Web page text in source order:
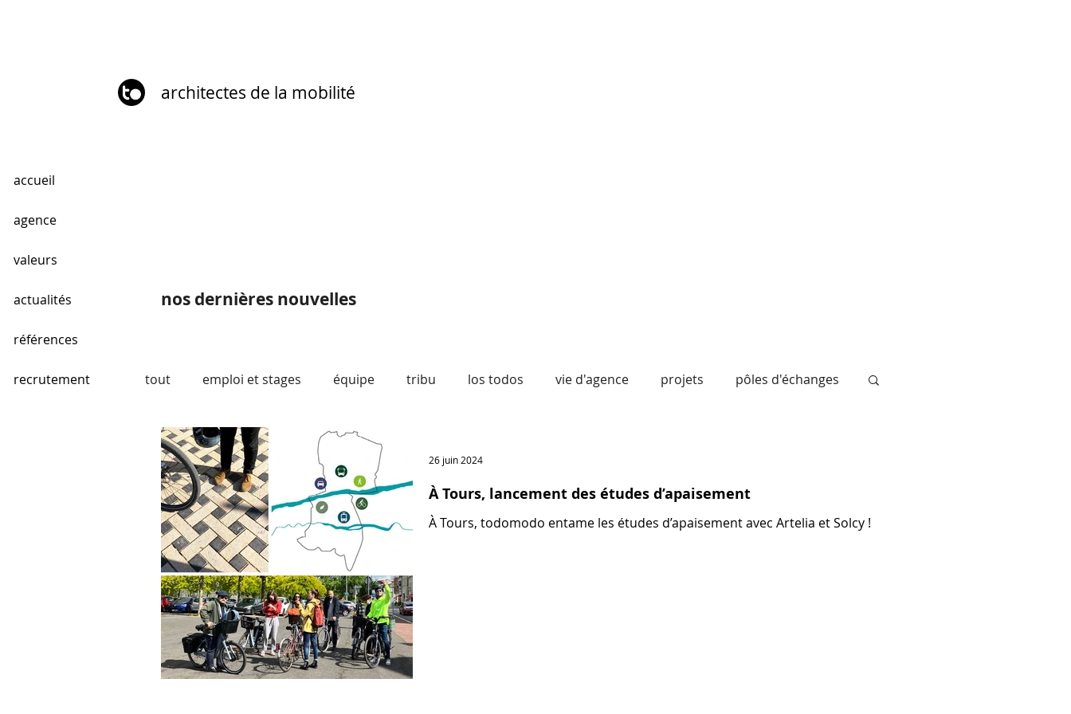
architectes de la mobilité
accueil
agence
valeurs
actualités
références
recrutement
nos dernières nouvelles
tout emploi et stages équipe tribu los todos vie d'agence projets pôles d'échanges
espaces publics mobilité
bhns et bus engagement
À Tours, lancement des études d’apaisement
À Tours, todomodo entame les études d’apaisement avec Artelia et Solcy !
26 juin 2024